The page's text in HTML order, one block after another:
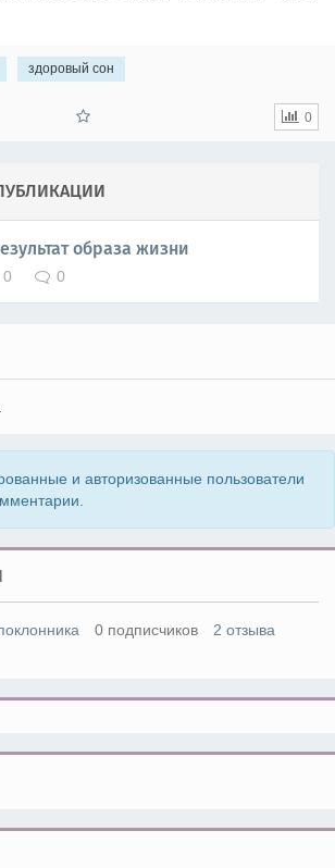
здоровый сон
0
образа жизни
0 0
и авторизованные пользователи
0 подписчиков 2 отзыва